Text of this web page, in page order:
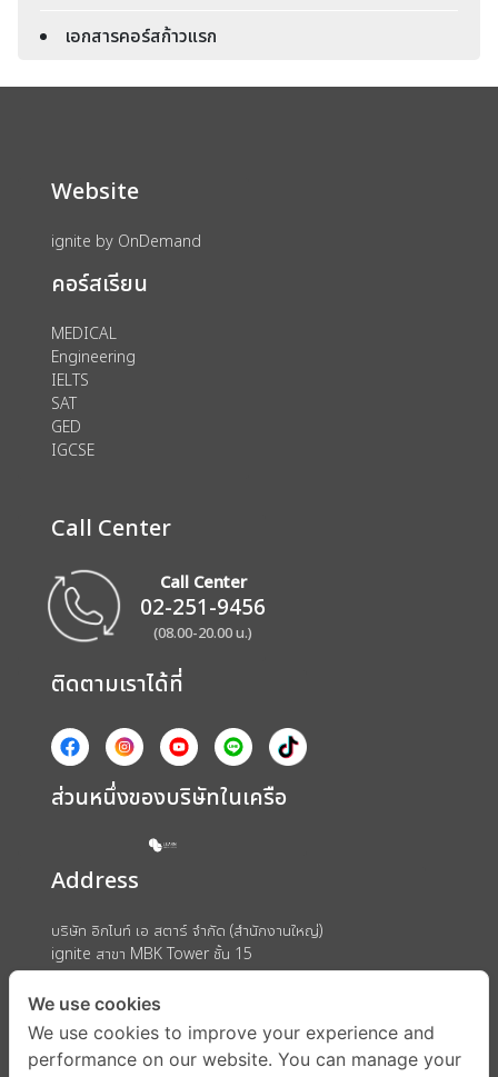
เอกสารคอร์สก้าวแรก
Website
ignite by OnDemand
คอร์สเรียน
MEDICAL
Engineering
IELTS
SAT
GED
IGCSE
Call Center
Call Center
02-251-9456
(08.00-20.00 น.)
ติดตามเราได้ที่
ส่วนหนึ่งของบริษัทในเครือ
Address
บริษัท อิกไนท์ เอ สตาร์ จำกัด (สำนักงานใหญ่)
ignite สาขา MBK Tower ชั้น 15
ถนนพญาไท แขวงวังใหม่ เขตปทุมวัน กรุงเทพมหานคร 10330
We use cookies
We use cookies to improve your experience and
performance on our website. You can manage your